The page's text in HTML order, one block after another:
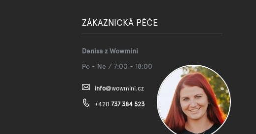
ZÁKAZNICKÁ PÉČE
Denisa z Wowmini
Po - Ne / 7:00 - 18:00
info@wowmini.cz
+420 737 384 523